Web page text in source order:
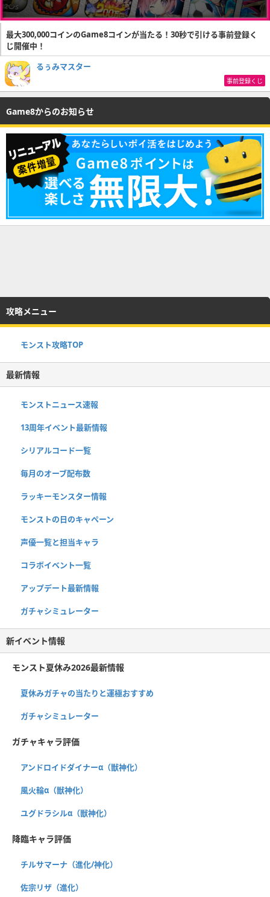
最大300,000コインのGame8コインが当たる！30秒で引ける事前登録く
じ開催中！
るぅみマスター
事前登録くじ
Game8からのお知らせ
攻略メニュー
モンスト攻略TOP
最新情報
モンストニュース速報
13周年イベント最新情報
シリアルコード一覧
毎月のオーブ配布数
ラッキーモンスター情報
モンストの日のキャペーン
声優一覧と担当キャラ
コラボイベント一覧
アップデート最新情報
ガチャシミュレーター
新イベント情報
モンスト夏休み2026最新情報
夏休みガチャの当たりと運極おすすめ
ガチャシミュレーター
ガチャキャラ評価
アンドロイドダイナーα（獣神化）
風火輪α（獣神化）
ユグドラシルα（獣神化）
降臨キャラ評価
チルサマーナ（進化/神化）
佐宗リザ（進化）